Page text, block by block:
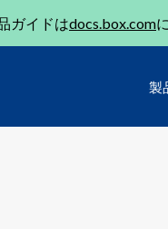
ガイドはdocs.box.com
製